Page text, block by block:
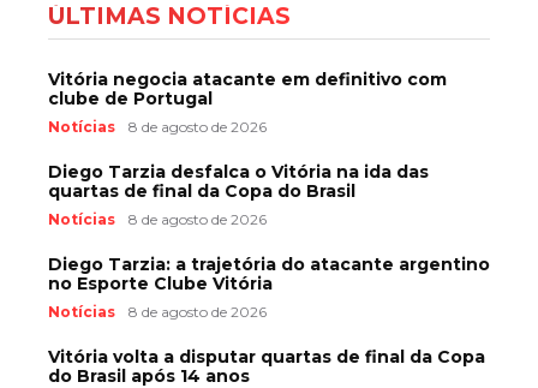
ÚLTIMAS NOTÍCIAS
Vitória negocia atacante em definitivo com
clube de Portugal
Notícias 8 de agosto de 2026
Diego Tarzia desfalca o Vitória na ida das
quartas de final da Copa do Brasil
Notícias 8 de agosto de 2026
Diego Tarzia: a trajetória do atacante argentino
no Esporte Clube Vitória
Notícias 8 de agosto de 2026
Vitória volta a disputar quartas de final da Copa
do Brasil após 14 anos